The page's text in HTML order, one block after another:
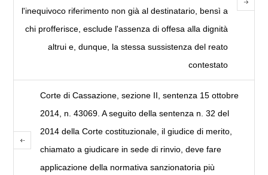
l'inequivoco riferimento non già al destinatario, bensì a
chi profferisce, esclude l'assenza di offesa alla dignità
altrui e, dunque, la stessa sussistenza del reato
contestato
Corte di Cassazione, sezione II, sentenza 15 ottobre
2014, n. 43069. A seguito della sentenza n. 32 del
2014 della Corte costituzionale, il giudice di merito,
chiamato a giudicare in sede di rinvio, deve fare
applicazione della normativa sanzionatoria più